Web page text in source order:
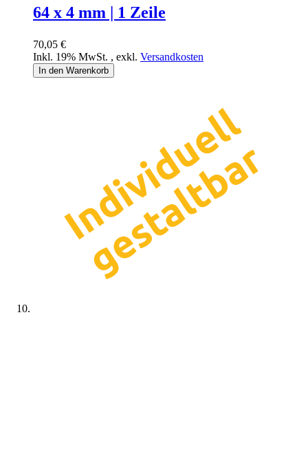
64 x 4 mm | 1 Zeile
70,05 €
Inkl. 19% MwSt. , exkl. Versandkosten
In den Warenkorb